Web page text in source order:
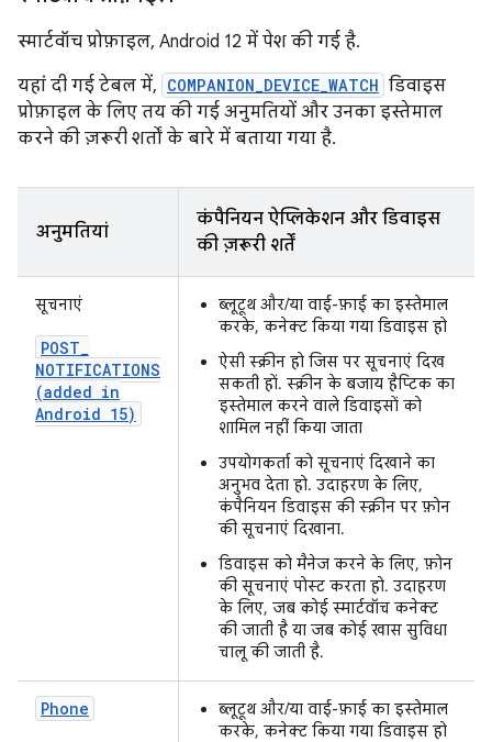
स्मार्टवॉच प्रोफ़ाइल, Android 12 में पेश की गई है.
यहां दी गई टेबल में, COMPANION_DEVICE_WATCH डिवाइस
प्रोफ़ाइल के लिए तय की गई अनुमतियों और उनका इस्तेमाल
करने की ज़रूरी शर्तों के बारे में बताया गया है.
अनुमतियां
कंपैनियन ऐप्लिकेशन और डिवाइस
की ज़रूरी शर्तें
सूचनाएं
POST_
NOTIFICATIONS
(added in
Android 15)
ब्लूटूथ और/या वाई-फ़ाई का इस्तेमाल
करके, कनेक्ट किया गया डिवाइस हो
ऐसी स्क्रीन हो जिस पर सूचनाएं दिख
सकती हों. स्क्रीन के बजाय हैप्टिक का
इस्तेमाल करने वाले डिवाइसों को
शामिल नहीं किया जाता
उपयोगकर्ता को सूचनाएं दिखाने का
अनुभव देता हो. उदाहरण के लिए,
कंपैनियन डिवाइस की स्क्रीन पर फ़ोन
की सूचनाएं दिखाना.
डिवाइस को मैनेज करने के लिए, फ़ोन
की सूचनाएं पोस्ट करता हो. उदाहरण
के लिए, जब कोई स्मार्टवॉच कनेक्ट
की जाती है या जब कोई खास सुविधा
चालू की जाती है.
Phone
ब्लूटूथ और/या वाई-फ़ाई का इस्तेमाल
करके, कनेक्ट किया गया डिवाइस हो